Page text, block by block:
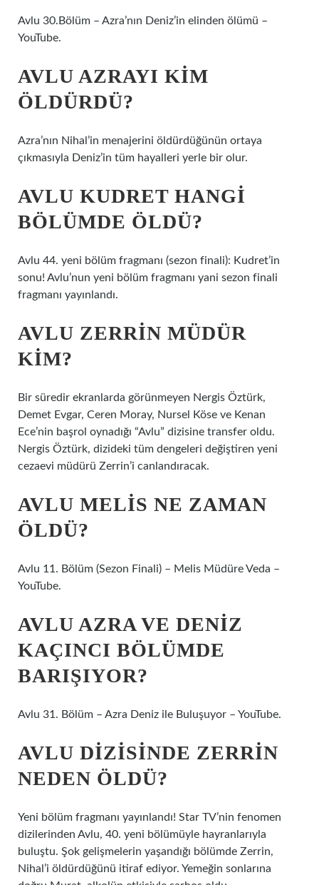
Avlu 30.Bölüm – Azra’nın Deniz’in elinden ölümü –
YouTube.
AVLU AZRAYI KIM
ÖLDÜRDÜ?
Azra’nın Nihal’in menajerini öldürdüğünün ortaya
çıkmasıyla Deniz’in tüm hayalleri yerle bir olur.
AVLU KUDRET HANGI
BÖLÜMDE ÖLDÜ?
Avlu 44. yeni bölüm fragmanı (sezon finali): Kudret’in
sonu! Avlu’nun yeni bölüm fragmanı yani sezon finali
fragmanı yayınlandı.
AVLU ZERRIN MÜDÜR
KIM?
Bir süredir ekranlarda görünmeyen Nergis Öztürk,
Demet Evgar, Ceren Moray, Nursel Köse ve Kenan
Ece’nin başrol oynadığı “Avlu” dizisine transfer oldu.
Nergis Öztürk, dizideki tüm dengeleri değiştiren yeni
cezaevi müdürü Zerrin’i canlandıracak.
AVLU MELIS NE ZAMAN
ÖLDÜ?
Avlu 11. Bölüm (Sezon Finali) – Melis Müdüre Veda –
YouTube.
AVLU AZRA VE DENIZ
KAÇINCI BÖLÜMDE
BARIŞIYOR?
Avlu 31. Bölüm – Azra Deniz ile Buluşuyor – YouTube.
AVLU DIZISINDE ZERRIN
NEDEN ÖLDÜ?
Yeni bölüm fragmanı yayınlandı! Star TV’nin fenomen
dizilerinden Avlu, 40. yeni bölümüyle hayranlarıyla
buluştu. Şok gelişmelerin yaşandığı bölümde Zerrin,
Nihal’i öldürdüğünü itiraf ediyor. Yemeğin sonlarına